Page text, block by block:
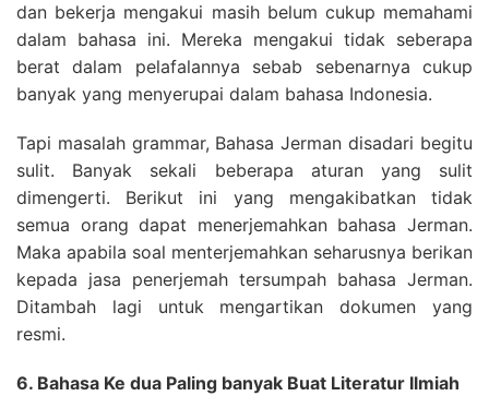
dan bekerja mengakui masih belum cukup memahami
dalam bahasa ini. Mereka mengakui tidak seberapa
berat dalam pelafalannya sebab sebenarnya cukup
banyak yang menyerupai dalam bahasa Indonesia.
Tapi masalah grammar, Bahasa Jerman disadari begitu
sulit. Banyak sekali beberapa aturan yang sulit
dimengerti. Berikut ini yang mengakibatkan tidak
semua orang dapat menerjemahkan bahasa Jerman.
Maka apabila soal menterjemahkan seharusnya berikan
kepada jasa penerjemah tersumpah bahasa Jerman.
Ditambah lagi untuk mengartikan dokumen yang
resmi.
6. Bahasa Ke dua Paling banyak Buat Literatur Ilmiah